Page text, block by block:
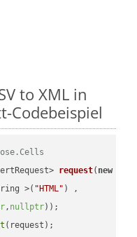
to XML in
Codebeispiel
request( new
>(
"HTML" ) ,
, nullptr))